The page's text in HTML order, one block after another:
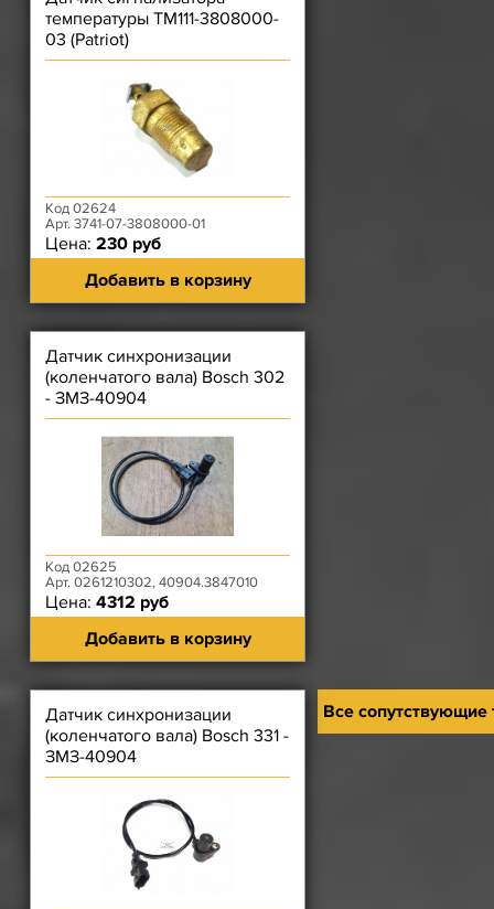
температуры ТМ111-3808000-
03 (Patriot)
Код 02624
Арт. 3741-07-3808000-01
Цена: 230 руб
Добавить в корзину
Датчик синхронизации
(коленчатого вала) Bosch 302
- ЗМЗ-40904
Код 02625
Арт. 0261210302, 40904.3847010
Цена: 4312 руб
Добавить в корзину
Датчик синхронизации
(коленчатого вала) Bosch 331 -
ЗМЗ-40904
Все сопутствующие